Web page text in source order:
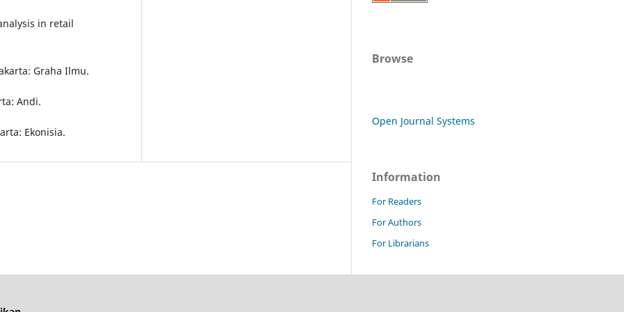
in retail
Graha Ilmu.
Andi.
Ekonisia.
Browse
Open Journal Systems
Information
For Readers
For Authors
For Librarians